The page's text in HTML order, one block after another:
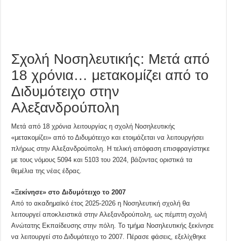
Σχολή Νοσηλευτικής: Μετά από
18 χρόνια… μετακομίζει από το
Διδυμότειχο στην
Αλεξανδρούπολη
Μετά από 18 χρόνια λειτουργίας η σχολή Νοσηλευτικής
«μετακομίζει» από το Διδυμότειχο και ετοιμάζεται να λειτουργήσει
πλήρως στην Αλεξανδρούπολη. Η τελική απόφαση επισφραγίστηκε
με τους νόμους 5094 και 5103 του 2024, βάζοντας οριστικά τα
θεμέλια της νέας έδρας.
«Ξεκίνησε» στο Διδυμότειχο το 2007
Από το ακαδημαϊκό έτος 2025-2026 η Νοσηλευτική σχολή θα
λειτουργεί αποκλειστικά στην Αλεξανδρούπολη, ως πέμπτη σχολή
Ανώτατης Εκπαίδευσης στην πόλη. Το τμήμα Νοσηλευτικής ξεκίνησε
να λειτουργεί στο Διδυμότειχο το 2007. Πέρασε φάσεις, εξελίχθηκε